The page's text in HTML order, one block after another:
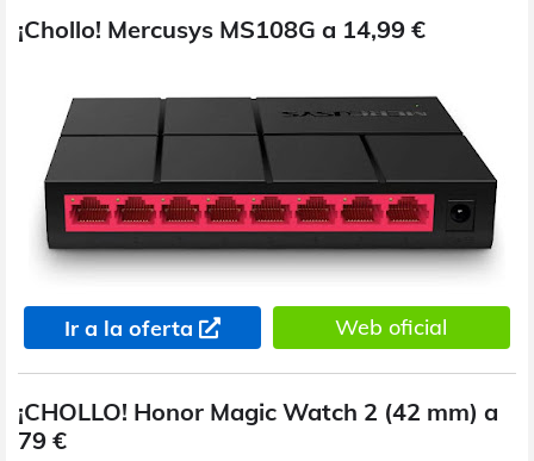
¡Chollo! Mercusys MS108G a 14,99 €
Ir a la oferta Web oficial
¡CHOLLO! Honor Magic Watch 2 (42 mm) a
79 €